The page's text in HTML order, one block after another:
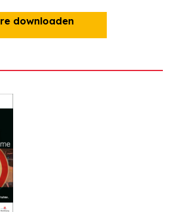
downloaden